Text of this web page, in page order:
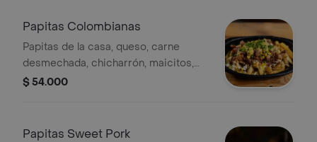
Papitas Colombianas
Papitas de la casa, queso, carne
desmechada, chicharrón, maicitos,
guacamole y salsas de la casa.
$ 54.000
Papitas Sweet Pork